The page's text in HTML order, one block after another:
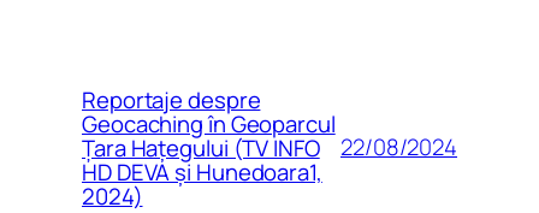
Reportaje despre
Geocaching în Geoparcul
Țara Hațegului (TV INFO
HD DEVA și Hunedoara1,
2024)
22/08/2024